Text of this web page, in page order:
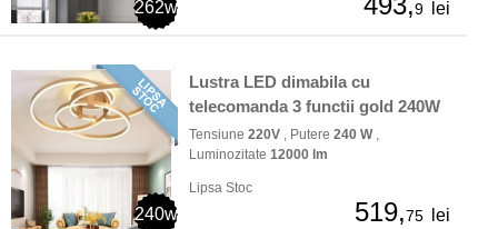
262w 9 lei
240w
Lustra LED dimabila cu
telecomanda 3 functii gold 240W
Tensiune 220V , Putere 240 W,
Luminozitate 12000 lm
Lipsa Stoc
519,75 lei